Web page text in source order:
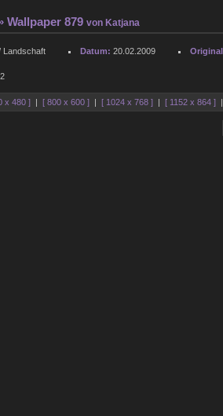
Wallpaper 879von Katjana
Landschaft Datum: 20.02.2009
x 480 ] |[ 800 x 600 ] |[ 1024 x 768 ] |[ 1152 x 864 ]